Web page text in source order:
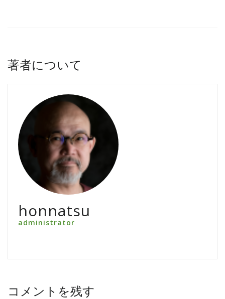
著者について
honnatsu
administrator
コメントを残す